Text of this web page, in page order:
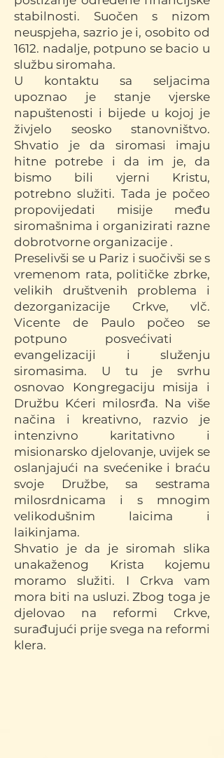
stabilnosti. Suočen s nizom
neuspjeha, sazrio je i, osobito od
1612. nadalje, potpuno se bacio u
službu siromaha.
U kontaktu sa seljacima
upoznao je stanje vjerske
napuštenosti i bijede u kojoj je
živjelo seosko stanovništvo.
Shvatio je da siromasi imaju
hitne potrebe i da im je, da
bismo bili vjerni Kristu,
potrebno služiti. Tada je počeo
propovijedati misije među
siromašnima i organizirati razne
dobrotvorne organizacije .
Preselivši se u Pariz i suočivši se s
vremenom rata, političke zbrke,
velikih društvenih problema i
dezorganizacije Crkve, vlč.
Vicente de Paulo počeo se
potpuno posvećivati ​​
evangelizaciji i služenju
siromasima. U tu je svrhu
osnovao Kongregaciju misija i
Družbu Kćeri milosrđa. Na više
načina i kreativno, razvio je
intenzivno karitativno i
misionarsko djelovanje, uvijek se
oslanjajući na svećenike i braću
svoje Družbe, sa sestrama
milosrdnicama i s mnogim
velikodušnim laicima i
laikinjama.
Shvatio je da je siromah slika
unakaženog Krista kojemu
moramo služiti. I Crkva vam
mora biti na usluzi. Zbog toga je
djelovao na reformi Crkve,
surađujući prije svega na reformi
klera.